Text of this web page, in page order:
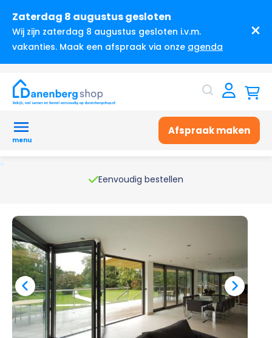
Zaterdag 8 augustus gesloten
Wij zijn zaterdag 8 augustus gesloten i.v.m.
vakanties. Maak een afspraak via onze agenda
menu
Afspraak maken
Eenvoudig bestellen